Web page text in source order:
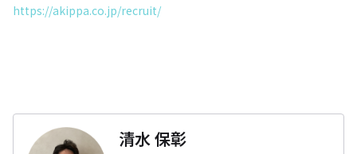
https://akippa.co.jp/recruit/
清水 保彰